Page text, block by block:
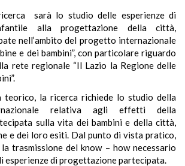
sarà lo studio delle esperienze di
alla progettazione della città,
nell’ambito del progetto internazionale
e dei bambini”, con particolare riguardo
rete regionale “Il Lazio la Regione delle
la ricerca richiede lo studio della
relativa agli effetti della
sulla vita dei bambini e della città,
e dei loro esiti. Dal punto di vista pratico,
trasmissione del know – how necessario
esperienze di progettazione partecipata.